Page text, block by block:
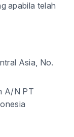
apabila telah
Asia, No.
A/N PT